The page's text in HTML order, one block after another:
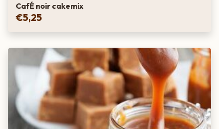
CafÉ noir cakemix
€5,25